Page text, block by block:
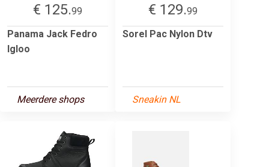
€ 125.99
Panama Jack Fedro
Igloo
Meerdere shops
€ 129.99
Sorel Pac Nylon Dtv
Sneakin NL